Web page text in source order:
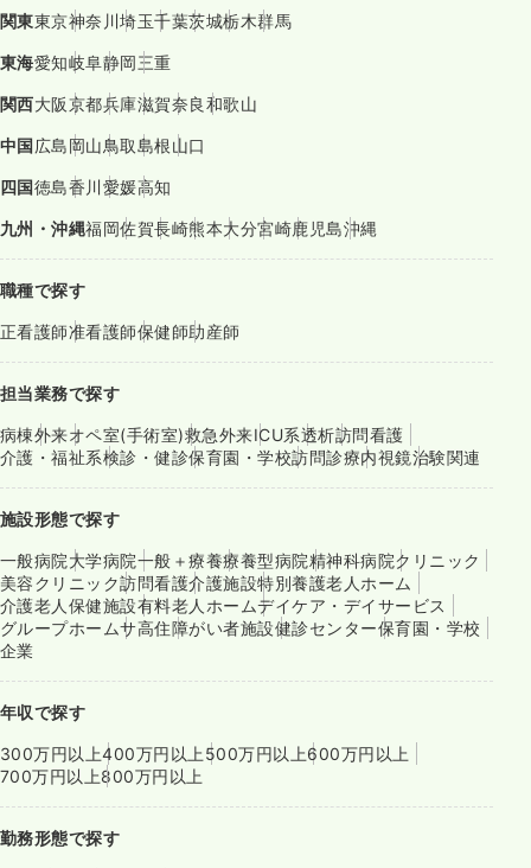
関東東京神奈川埼玉千葉茨城栃木群馬
東海愛知岐阜静岡三重
関西大阪京都兵庫滋賀奈良和歌山
中国広島岡山鳥取島根山口
四国徳島香川愛媛高知
九州・沖縄福岡佐賀長崎熊本大分宮崎鹿児島沖縄
職種で探す
正看護師准看護師保健師助産師
担当業務で探す
病棟外来オペ室(手術室)救急外来ICU系透析訪問看護
介護・福祉系検診・健診保育園・学校訪問診療内視鏡治験関連
施設形態で探す
一般病院大学病院一般＋療養療養型病院精神科病院クリニック
美容クリニック訪問看護介護施設特別養護老人ホーム
介護老人保健施設有料老人ホームデイケア・デイサービス
グループホームサ高住障がい者施設健診センター保育園・学校
企業
年収で探す
300万円以上400万円以上 500万円以上600万円以上
700万円以上800万円以上
勤務形態で探す